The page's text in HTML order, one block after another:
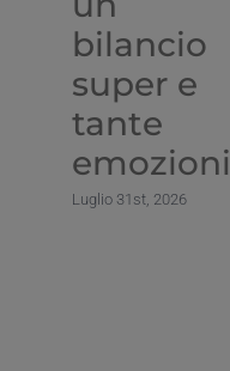
bilancio
super e
tante
emozioni
Luglio 31st, 2026